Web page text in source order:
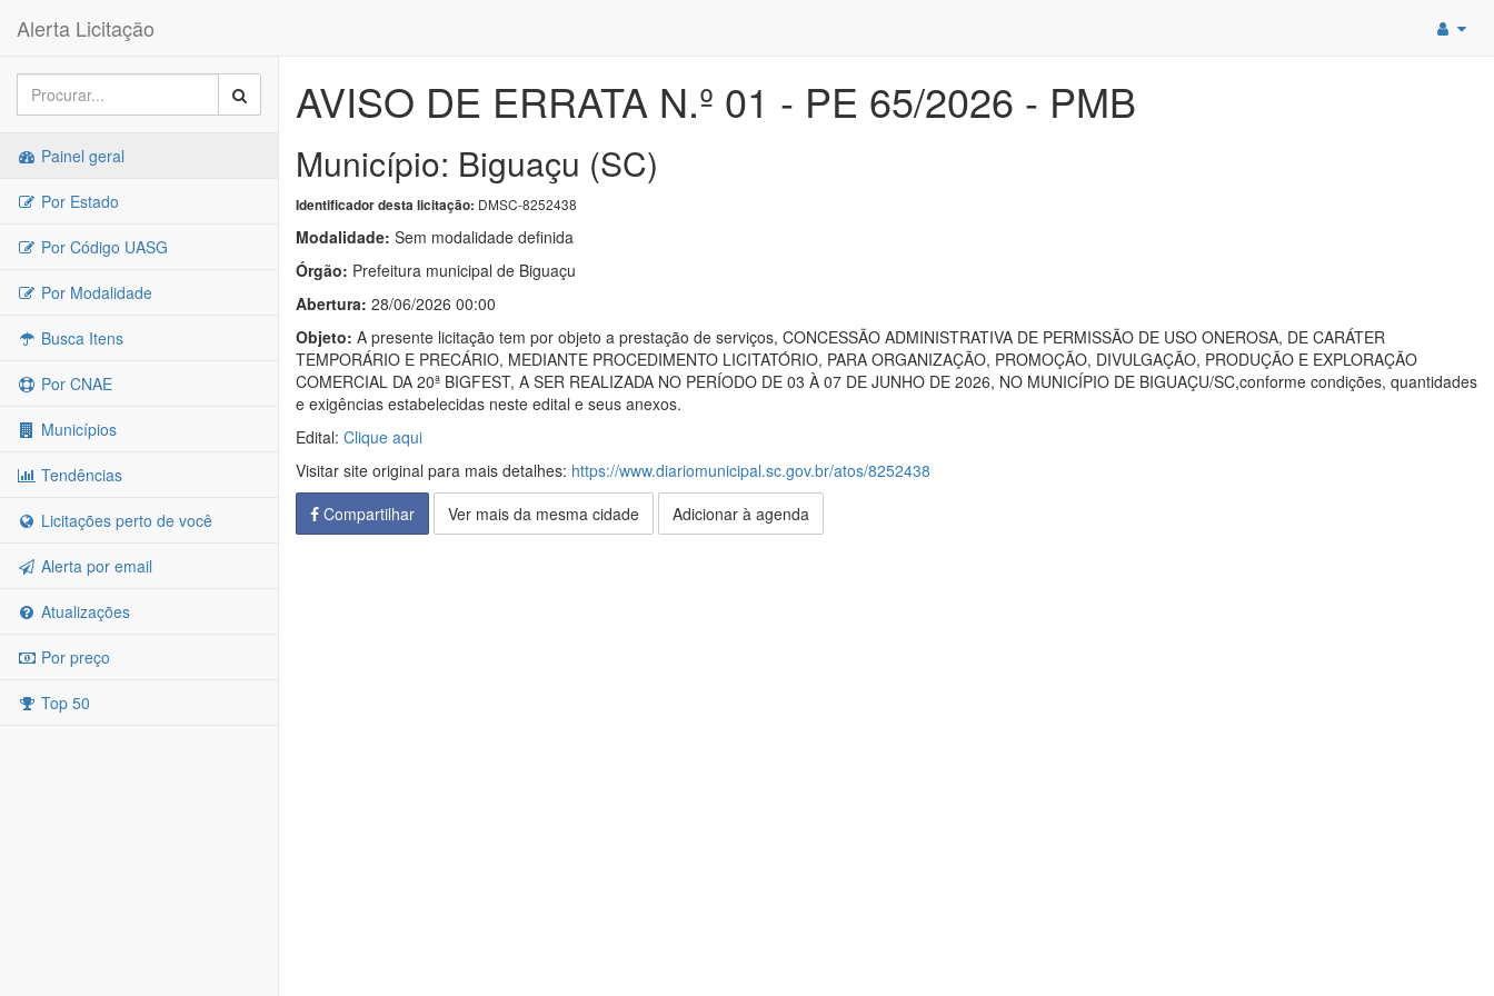
Alerta Licitação
Painel geral
Por Estado
Por Código UASG
Por Modalidade
Busca Itens
Por CNAE
Municípios
Tendências
Licitações perto de você
Alerta por email
Atualizações
Por preço
Top 50
AVISO DE ERRATA N.º 01 - PE 65/2026 - PMB
Município: Biguaçu (SC)
Identificador desta licitação: DMSC-8252438
Modalidade: Sem modalidade definida
Órgão: Prefeitura municipal de Biguaçu
Abertura: 28/06/2026 00:00
Objeto: A presente licitação tem por objeto a prestação de serviços, CONCESSÃO ADMINISTRATIVA DE PERMISSÃO DE USO ONEROSA, DE CARÁTER
TEMPORÁRIO E PRECÁRIO, MEDIANTE PROCEDIMENTO LICITATÓRIO, PARA ORGANIZAÇÃO, PROMOÇÃO, DIVULGAÇÃO, PRODUÇÃO E EXPLORAÇÃO
COMERCIAL DA 20ª BIGFEST, A SER REALIZADA NO PERÍODO DE 03 À 07 DE JUNHO DE 2026, NO MUNICÍPIO DE BIGUAÇU/SC,conforme condições, quantidades
e exigências estabelecidas neste edital e seus anexos.
Edital: Clique aqui
Visitar site original para mais detalhes: https://www.diariomunicipal.sc.gov.br/atos/8252438
Compartilhar
Ver mais da mesma cidade Adicionar à agenda